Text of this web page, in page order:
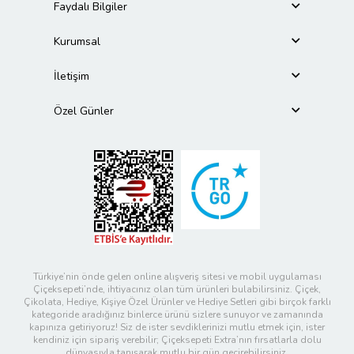
Faydalı Bilgiler
Kurumsal
İletişim
Özel Günler
Türkiye’nin önde gelen online alışveriş sitesi ve mobil uygulaması
Çiçeksepeti’nde, ihtiyacınız olan tüm ürünleri bulabilirsiniz. Çiçek,
Çikolata, Hediye, Kişiye Özel Ürünler ve Hediye Setleri gibi birçok farklı
kategoride aradığınız binlerce ürünü sizlere sunuyor ve zamanında
kapınıza getiriyoruz! Siz de ister sevdiklerinizi mutlu etmek için, ister
kendiniz için sipariş verebilir; Çiçeksepeti Extra’nın fırsatlarla dolu